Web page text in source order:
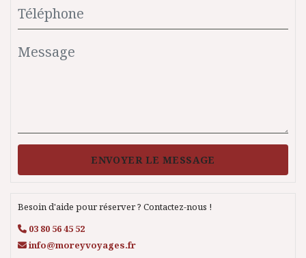
ENVOYER LE MESSAGE
Besoin d'aide pour réserver ? Contactez-nous !
03 80 56 45 52
info@moreyvoyages.fr